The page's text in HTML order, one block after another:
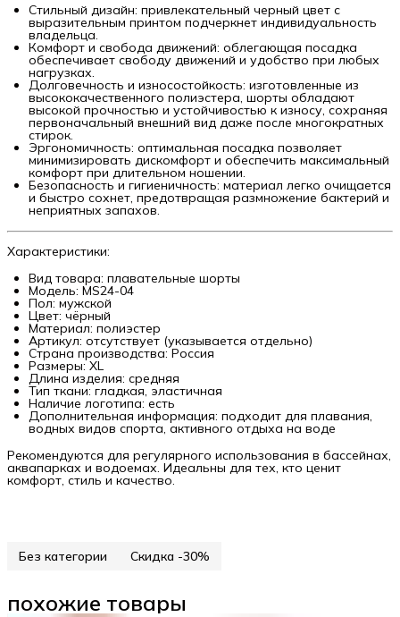
Стильный дизайн: привлекательный черный цвет с
выразительным принтом подчеркнет индивидуальность
владельца.
Комфорт и свобода движений: облегающая посадка
обеспечивает свободу движений и удобство при любых
нагрузках.
Долговечность и износостойкость: изготовленные из
высококачественного полиэстера, шорты обладают
высокой прочностью и устойчивостью к износу, сохраняя
первоначальный внешний вид даже после многократных
стирок.
Эргономичность: оптимальная посадка позволяет
минимизировать дискомфорт и обеспечить максимальный
комфорт при длительном ношении.
Безопасность и гигиеничность: материал легко очищается
и быстро сохнет, предотвращая размножение бактерий и
неприятных запахов.
Характеристики:
Вид товара: плавательные шорты
Модель: MS24-04
Пол: мужской
Цвет: чёрный
Материал: полиэстер
Артикул: отсутствует (указывается отдельно)
Страна производства: Россия
Размеры: XL
Длина изделия: средняя
Тип ткани: гладкая, эластичная
Наличие логотипа: есть
Дополнительная информация: подходит для плавания,
водных видов спорта, активного отдыха на воде
Рекомендуются для регулярного использования в бассейнах,
аквапарках и водоемах. Идеальны для тех, кто ценит
комфорт, стиль и качество.
Без категории Скидка -30%
похожие товары